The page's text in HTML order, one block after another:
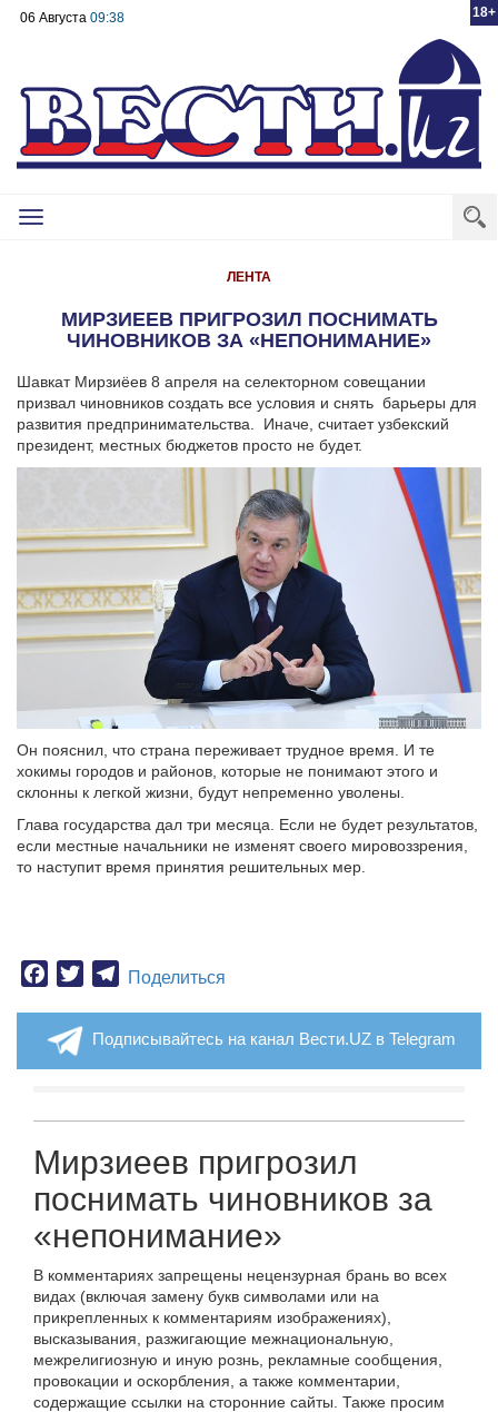
18+
06 Августа 09:38
Toggle
ЛЕНТА
МИРЗИЕЕВ ПРИГРОЗИЛ ПОСНИМАТЬ
ЧИНОВНИКОВ ЗА «НЕПОНИМАНИЕ»
Шавкат Мирзиёев 8 апреля на селекторном совещании
призвал чиновников создать все условия и снять барьеры для
развития предпринимательства. Иначе, считает узбекский
президент, местных бюджетов просто не будет.
Он пояснил, что страна переживает трудное время. И те
хокимы городов и районов, которые не понимают этого и
склонны к легкой жизни, будут непременно уволены.
Глава государства дал три месяца. Если не будет результатов,
если местные начальники не изменят своего мировоззрения,
то наступит время принятия решительных мер.
Facebook
TwitterTelegram
Поделиться
Подписывайтесь на канал Вести.UZ в Telegram
Мирзиеев пригрозил
поснимать чиновников за
«непонимание»
В комментариях запрещены нецензурная брань во всех
видах (включая замену букв символами или на
прикрепленных к комментариям изображениях),
высказывания, разжигающие межнациональную,
межрелигиозную и иную рознь, рекламные сообщения,
провокации и оскорбления, а также комментарии,
содержащие ссылки на сторонние сайты. Также просим